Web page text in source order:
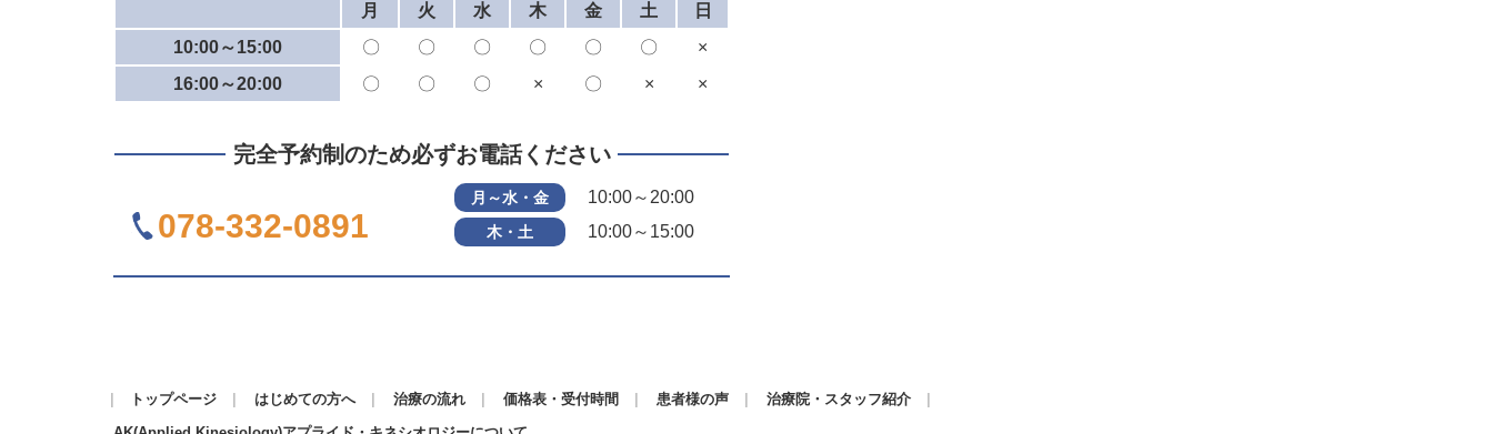
月 火 水 木 金 土
日
10:00～15:00
〇 〇 〇 〇 〇 〇
×
16:00～20:00
〇 〇 〇 × 〇 × ×
完全予約制のため必ずお電話ください
078-332-0891
月～水・金 10:00～20:00
木・土 10:00～15:00
トップページ はじめての方へ 治療の流れ 価格表・受付時間 患者様の声
治療院・スタッフ紹介